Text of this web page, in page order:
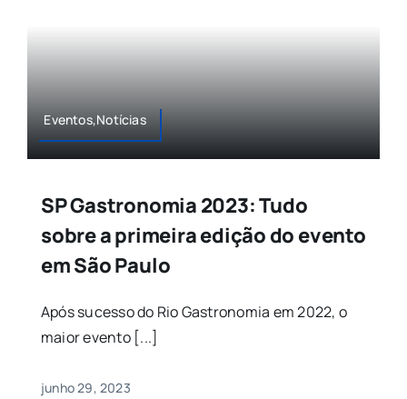
Eventos,Notícias
SP Gastronomia 2023: Tudo
sobre a primeira edição do evento
em São Paulo
Após sucesso do Rio Gastronomia em 2022, o
maior evento [...]
junho 29, 2023